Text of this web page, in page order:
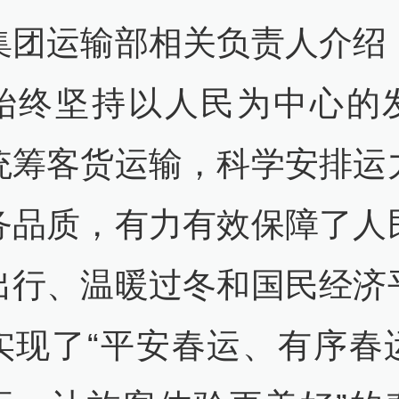
团运输部相关负责人介绍
终坚持以人民为中心的
筹客货运输，科学安排运
品质，有力有效保障了人
行、温暖过冬和国民经济
现了“平安春运、有序春